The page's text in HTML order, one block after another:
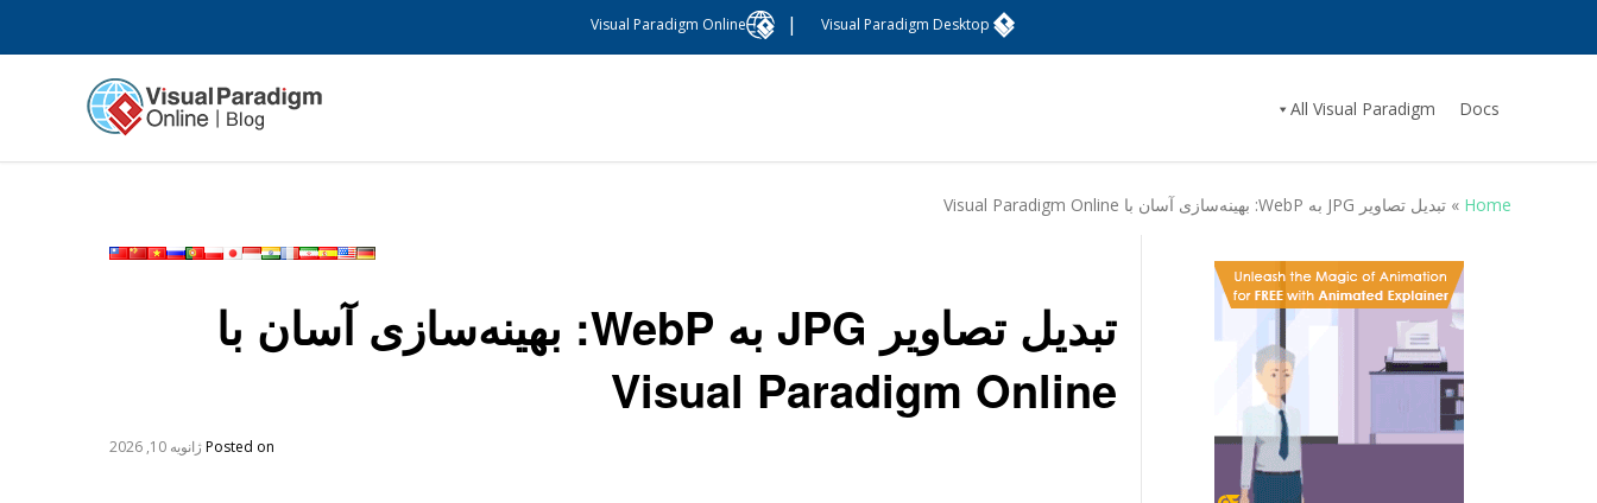
Visual Paradigm Desktop
|
Visual Paradigm Online
Docs
All Visual Paradigm
Home
» تبدیل تصاویر JPG به WebP: بهینه‌سازی آسان با Visual Paradigm Online
تبدیل تصاویر JPG به WebP: بهینه‌سازی آسان با
Visual Paradigm Online
Posted onژانویه 10, 2026